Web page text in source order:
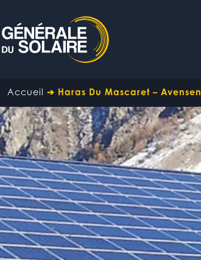
Accueil ➔ Haras Du Mascaret – Avensen